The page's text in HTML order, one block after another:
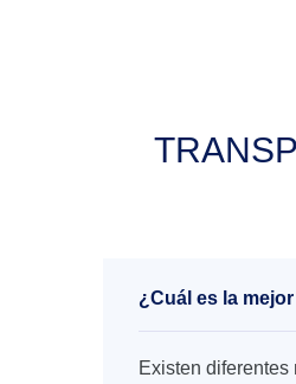
¿Cuál es la
Existen